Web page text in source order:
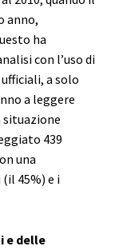
anno,
ha
con l’uso di
a solo
a leggere
situazione
439
una
45%) e i
e delle